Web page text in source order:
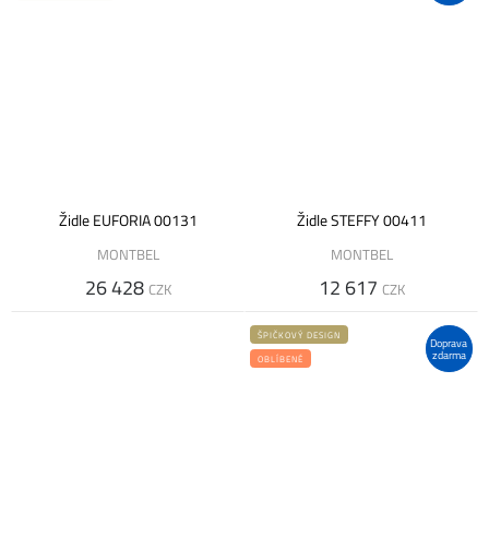
Židle EUFORIA 00131
MONTBEL
26 428 CZK
Židle STEFFY 00411
MONTBEL
12 617 CZK
Doprava
zdarma
ŠPIČKOVÝ DESIGN
OBLÍBENÉ